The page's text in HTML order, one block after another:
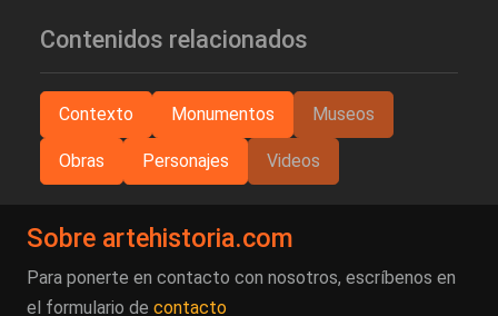
Contenidos relacionados
Contexto Monumentos Museos
Obras Personajes Videos
Sobre artehistoria.com
Para ponerte en contacto con nosotros, escríbenos en
el formulario de contacto